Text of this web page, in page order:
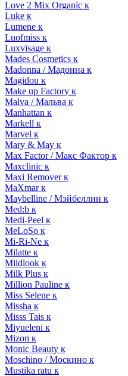
Love 2 Mix Organic к
Luke к
Lumene к
Luofmiss к
Luxvisage к
Mades Cosmetics к
Madonna / Мадонна к
Magidou к
Make up Factory к
Malva / Мальва к
Manhattan к
Markell к
Marvel к
Mary & May к
Max Factor / Макс Фактор к
Maxclinic к
Maxi Remover к
MaXmar к
Maybelline / Мэйбеллин к
Med:b к
Medi-Peel к
MeLoSo к
Mi-Ri-Ne к
Milatte к
Mildlook к
Milk Plus к
Million Pauline к
Miss Selene к
Missha к
Misss Tais к
Miyueleni к
Mizon к
Monic Beauty к
Moschino / Москино к
Mustika ratu к